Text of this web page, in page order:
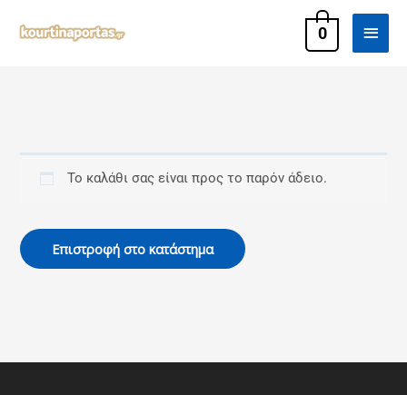
στο
0
Το καλάθι σας είναι προς το παρόν άδειο.
Επιστροφή στο κατάστημα